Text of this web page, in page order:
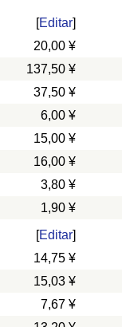
[Editar]
20,00 ¥
137,50 ¥
37,50 ¥
6,00 ¥
15,00 ¥
16,00 ¥
3,80 ¥
1,90 ¥
[Editar]
14,75 ¥
15,03 ¥
7,67 ¥